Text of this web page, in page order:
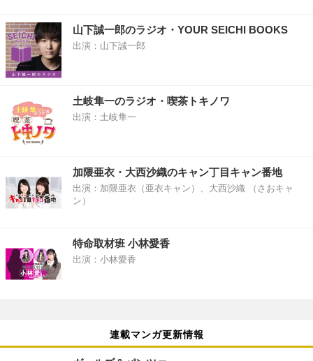
山下誠一郎のラジオ・YOUR SEICHI BOOKS
出演：山下誠一郎
土岐隼一のラジオ・喫茶トキノワ
出演：土岐隼一
加隈亜衣・大西沙織のキャン丁目キャン番地
出演：加隈亜衣（亜衣キャン）、大西沙織 （さおキャ
ン）
特命取材班 小林愛香
出演：小林愛香
連載マンガ更新情報